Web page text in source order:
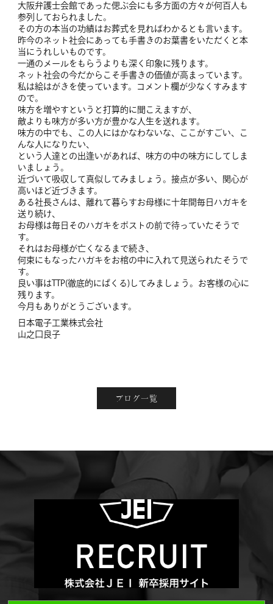
大阪弁護士会館であった偲ぶ会にも多方面の方々が何百人も
参列しておられました。
その方の本当の功績はお葬式を見ればわかるとも言います。
昨今のネット社会にあっても手書きのお葉書をいただくと本
当にうれしいものです。
一通のメールをもらうよりも深く印象に残ります。
ネット社会の今だからこそ手書きの価値が高まっています。
私は絵はがきを使っています。コメント欄が少なくすみます
ので。
味方を増やすというと打算的に聞こえますが、
敵よりも味方が多い方が豊かな人生を送れます。
味方の中でも、この人にはかなわないな、ここがすごい、こ
んな人になりたい、
という人達との出逢いがあれば、味方の中の味方にしてしま
いましょう。
近づいて吸収して真似してみましょう。接点が多い、関心が
高いほど近づきます。
ある社長さんは、離れて暮らすお母様に十年間毎日ハガキを
送り続け、
お母様は毎日そのハガキをポストの前で待っていたそうで
す。
それはお母様が亡くなるまで続き、
何束にもなったハガキをお棺の中に入れて見送られたそうで
す。
良い事はTTP(徹底的にぱくる)してみましょう。お客様の心に
残ります。
今月もありがとうございます。
日本電子工業株式会社
山之口良子
ブログ一覧